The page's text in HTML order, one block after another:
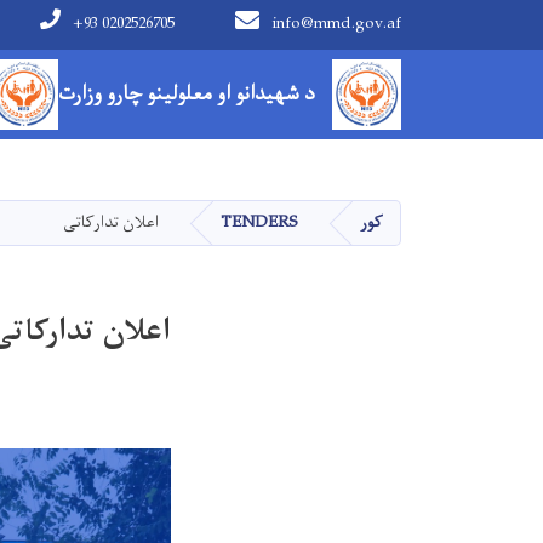
info@mmd.gov.af
+93 0202526705
د شهیدانو او معلولینو چارو وزارت
Main navigation
کور TENDERS اعلان تدارکاتی
اعلان